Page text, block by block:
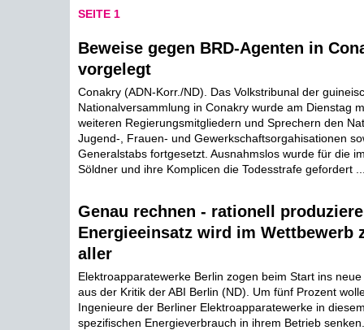
SEITE 1
Beweise gegen BRD-Agenten in
vorgelegt
Conakry (ADN-Korr./ND). Das Volkstribunal der
Nationalversammlung in Conakry wurde am Dienstag
weiteren Regierungsmitgliedern und Sprechern den
Jugend-, Frauen- und Gewerkschaftsorgahisationen
Generalstabs fortgesetzt. Ausnahmslos wurde für die
Söldner und ihre Komplicen die Todesstrafe gefordert
Genau rechnen - rationell
Energieeinsatz wird im Wettbewerb
aller
Elektroapparatewerke Berlin zogen beim Start ins
aus der Kritik der ABI Berlin (ND). Um fünf Prozent
Ingenieure der Berliner Elektroapparatewerke in
spezifischen Energieverbrauch in ihrem Betrieb